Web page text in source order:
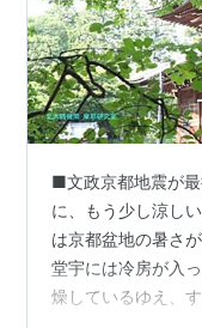
■文政京都地震が
に、もう少し涼し
は京都盆地の暑さ
堂宇には冷房が入
燥しているゆえ、